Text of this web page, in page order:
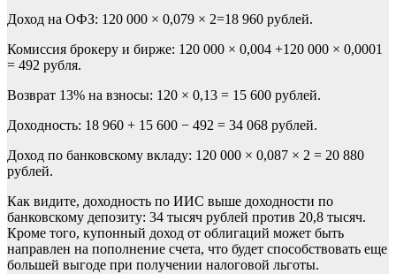
Доход на ОФЗ: 120 000 × 0,079 × 2=18 960 рублей.
Комиссия брокеру и бирже: 120 000 × 0,004 +120 000 × 0,0001
= 492 рубля.
Возврат 13% на взносы: 120 × 0,13 = 15 600 рублей.
Доходность: 18 960 + 15 600 − 492 = 34 068 рублей.
Доход по банковскому вкладу: 120 000 × 0,087 × 2 = 20 880
рублей.
Как видите, доходность по ИИС выше доходности по
банковскому депозиту: 34 тысяч рублей против 20,8 тысяч.
Кроме того, купонный доход от облигаций может быть
направлен на пополнение счета, что будет способствовать еще
большей выгоде при получении налоговой льготы.